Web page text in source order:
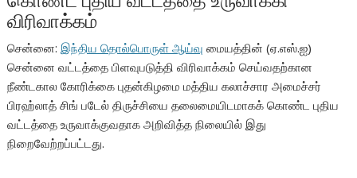
விரிவாக்கம்
சென்னை:இந்திய தொல்பொருள் ஆய்வு மையத்தின் (ஏ.எஸ்.ஐ)
சென்னை வட்டத்தை பிளவுபடுத்தி விரிவாக்கம் செய்வதற்கான
நீண்டகால கோரிக்கை புதன்கிழமை மத்திய கலாச்சார அமைச்சர்
பிரஹ்லாத் சிங் படேல் திருச்சியை தலைமையிடமாகக் கொண்ட புதிய
வட்டத்தை உருவாக்குவதாக அறிவித்த நிலையில் இது
நிறைவேற்றப்பட்டது.